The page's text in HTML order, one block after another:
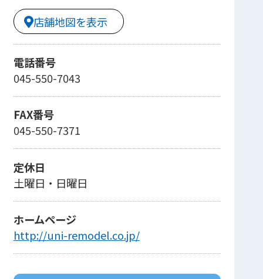
店舗地図を表示
電話番号
045-550-7043
FAX番号
045-550-7371
定休日
土曜日・日曜日
ホームページ
http://uni-remodel.co.jp/